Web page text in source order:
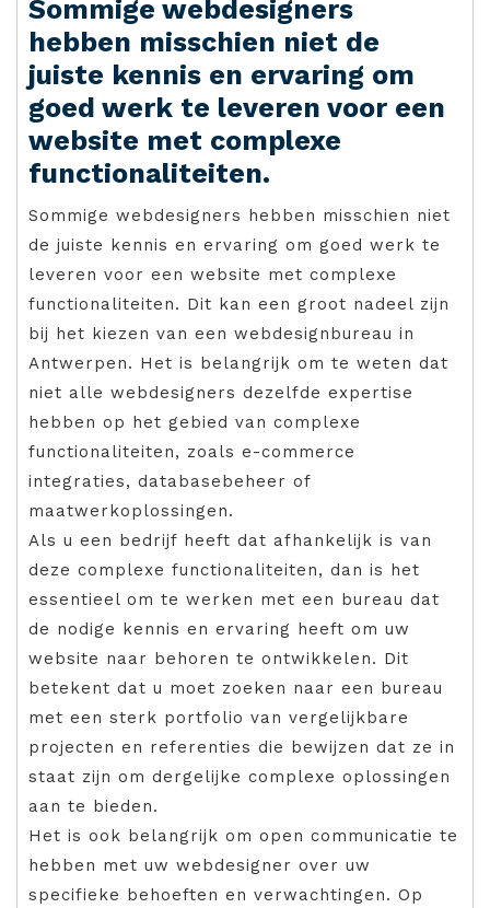
Sommige webdesigners
hebben misschien niet de
juiste kennis en ervaring om
goed werk te leveren voor een
website met complexe
functionaliteiten.
Sommige webdesigners hebben misschien niet
de juiste kennis en ervaring om goed werk te
leveren voor een website met complexe
functionaliteiten. Dit kan een groot nadeel zijn
bij het kiezen van een webdesignbureau in
Antwerpen. Het is belangrijk om te weten dat
niet alle webdesigners dezelfde expertise
hebben op het gebied van complexe
functionaliteiten, zoals e-commerce
integraties, databasebeheer of
maatwerkoplossingen.
Als u een bedrijf heeft dat afhankelijk is van
deze complexe functionaliteiten, dan is het
essentieel om te werken met een bureau dat
de nodige kennis en ervaring heeft om uw
website naar behoren te ontwikkelen. Dit
betekent dat u moet zoeken naar een bureau
met een sterk portfolio van vergelijkbare
projecten en referenties die bewijzen dat ze in
staat zijn om dergelijke complexe oplossingen
aan te bieden.
Het is ook belangrijk om open communicatie te
hebben met uw webdesigner over uw
specifieke behoeften en verwachtingen. Op